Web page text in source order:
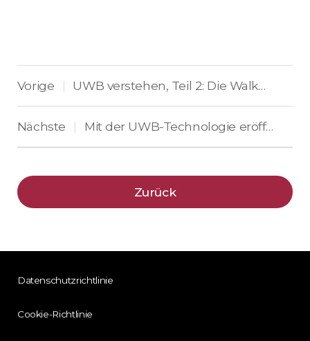
Vorige | UWB verstehen, Teil 2: Die Walk-Through Zutrittskontrolle wird bald realisiert
Nächste | Mit der UWB-Technologie eröffnet sich eine innovative Zukunft für die Zutrittskontrolle
Zurück
Datenschutzrichtlinie
Cookie-Richtlinie